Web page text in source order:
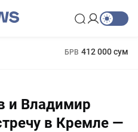
БРВ 412 000 сум
и Владимир
в Кремле —